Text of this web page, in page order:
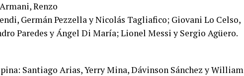
Renzo
Germán Pezzella y Nicolás Tagliafico; Giovani Lo Celso,
Paredes y Ángel Di María; Lionel Messi y Sergio Agüero.
Santiago Arias, Yerry Mina, Dávinson Sánchez y William